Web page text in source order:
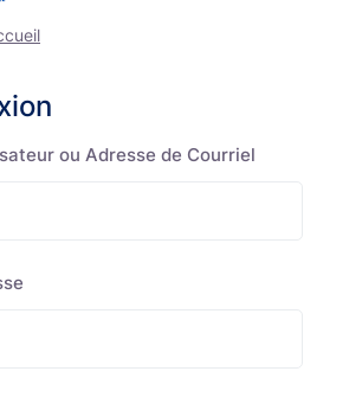
ou Adresse de Courriel